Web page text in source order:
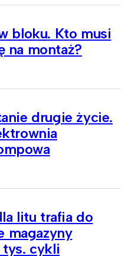
bloku. Kto musi
na montaż?
drugie życie.
litu trafia do
magazyny
cykli